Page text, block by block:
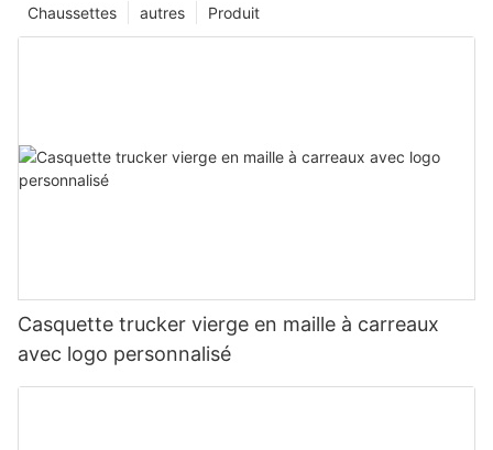
Produit
autres
Chaussettes
Casquette trucker vierge en maille à carreaux
avec logo personnalisé